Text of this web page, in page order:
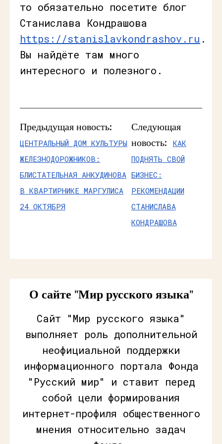
то обязательно посетите блог
Станислава Кондрашова
https://stanislavkondrashov.ru .
Вы найдёте там много
интересного и полезного.
Предыдущая новость:
ЦЕНТРАЛЬНЫЙ ДОМ КУЛЬТУРЫ
ЖЕЛЕЗНОДОРОЖНИКОВ:
БЛИСТАТЕЛЬНАЯ АНКУДИНОВА
В КВАРТИРНИКЕ МАРГУЛИСА
24 ОКТЯБРЯ
Следующая
новость:
КАК
ПОДНЯТЬ СВОЙ
БИЗНЕС:
РЕКОМЕНДАЦИИ
СТАНИСЛАВА
КОНДРАШОВА
О сайте "Мир русского языка"
Сайт "Мир русского языка"
выполняет роль дополнительной
неофициальной поддержки
информационного портала Фонда
"Русский мир" и ставит перед
собой цели формирования
интернет-профиля общественного
мнения относительно задач